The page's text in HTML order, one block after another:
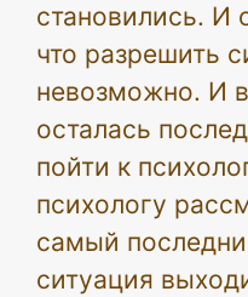
становились. И
что разрешить
невозможно. И
осталась
пойти к
психологу
самый
ситуация